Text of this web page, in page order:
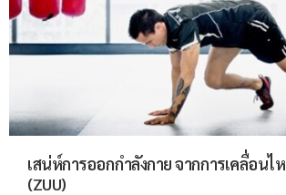
เสน่ห์การออกกำลังกาย จากการเคลื่อนไ
(ZUU)